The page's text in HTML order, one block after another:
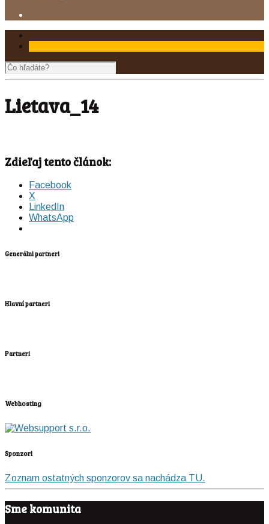
Lietava_14
Zdieľaj tento článok:
Facebook
X
LinkedIn
WhatsApp
Generálni partneri
Hlavní partneri
Partneri
Webhosting
Sponzori
Zoznam ostatných sponzorov sa nachádza TU.
Sme komunita